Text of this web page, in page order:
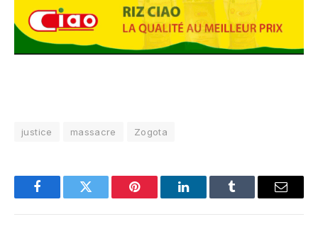
justice massacre Zogota
FacebookTwitter Pinterest LinkedInTumblr Email